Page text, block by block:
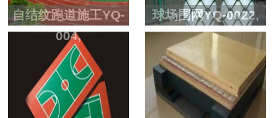
自结纹跑道施工YQ-
004,
球场围网YQ-0022,